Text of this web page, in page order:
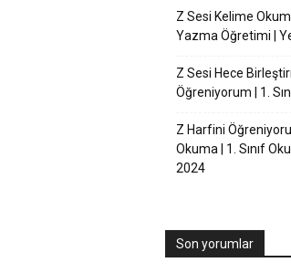
Z Sesi Kelime
Yazma Öğretimi |
Z Sesi Hece
Öğreniyorum | 1.
Z Harfini
Okuma | 1. Sınıf
2024
Son yorumlar